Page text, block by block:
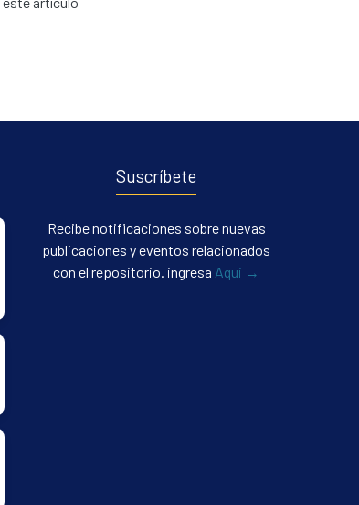
Suscríbete
Recibe notificaciones sobre nuevas
publicaciones y eventos relacionados
con el repositorio. ingresa Aqui →